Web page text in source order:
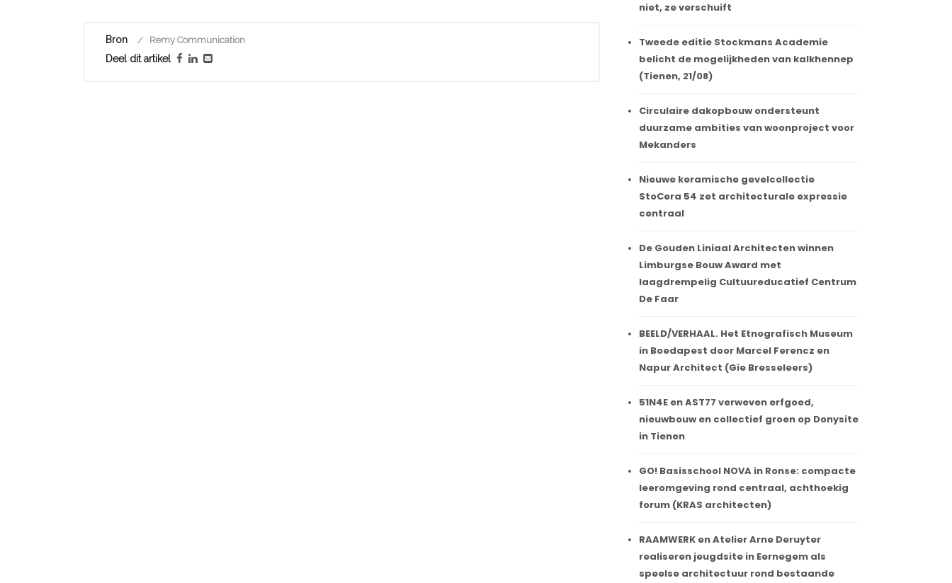
Bron Remy Communication
Deel dit artikel
niet, ze verschuift
Tweede editie Stockmans Academie
belicht de mogelijkheden van kalkhennep
(Tienen, 21/08)
Circulaire dakopbouw ondersteunt
duurzame ambities van woonproject voor
Mekanders
Nieuwe keramische gevelcollectie
StoCera 54 zet architecturale expressie
centraal
De Gouden Liniaal Architecten winnen
Limburgse Bouw Award met
laagdrempelig Cultuureducatief Centrum
De Faar
BEELD/VERHAAL. Het Etnografisch Museum
in Boedapest door Marcel Ferencz en
Napur Architect (Gie Bresseleers)
51N4E en AST77 verweven erfgoed,
nieuwbouw en collectief groen op Donysite
in Tienen
GO! Basisschool NOVA in Ronse: compacte
leeromgeving rond centraal, achthoekig
forum (KRAS architecten)
RAAMWERK en Atelier Arne Deruyter
realiseren jeugdsite in Eernegem als
speelse architectuur rond bestaande